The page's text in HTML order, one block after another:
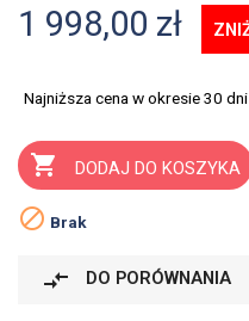
1 998,00 zł
Najniższa cena w okresie 30
 DODAJ DO KOSZYKA
 Brak
compare_arrows DO PORÓWNANIA